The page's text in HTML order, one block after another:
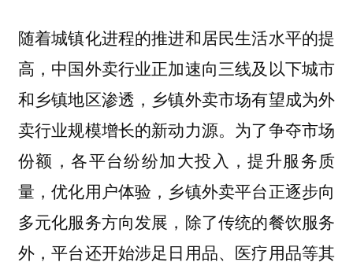
随着城镇化进程的推进和居民生活水平的提
高，中国外卖行业正加速向三线及以下城市
和乡镇地区渗透，乡镇外卖市场有望成为外
卖行业规模增长的新动力源。为了争夺市场
份额，各平台纷纷加大投入，提升服务质
量，优化用户体验，乡镇外卖平台正逐步向
多元化服务方向发展，除了传统的餐饮服务
外，平台还开始涉足日用品、医疗用品等其